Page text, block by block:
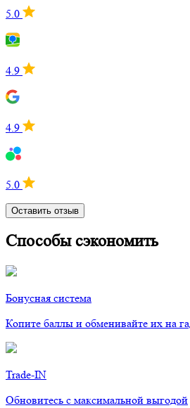
5.0
4.9
4.9
5.0
Оставить отзыв
Способы сэкономить
Бонусная система
Копите баллы и обменивайте их на
Trade-IN
Обновитесь с максимальной выгодой